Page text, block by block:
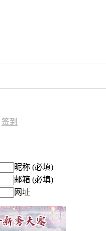
签到
昵称 (必填)
邮箱 (必填)
网址